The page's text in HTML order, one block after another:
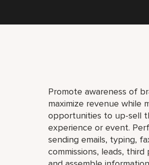
Promote awareness of
maximize revenue while
opportunities to up-sell
experience or event.
sending emails, typing,
commissions, leads,